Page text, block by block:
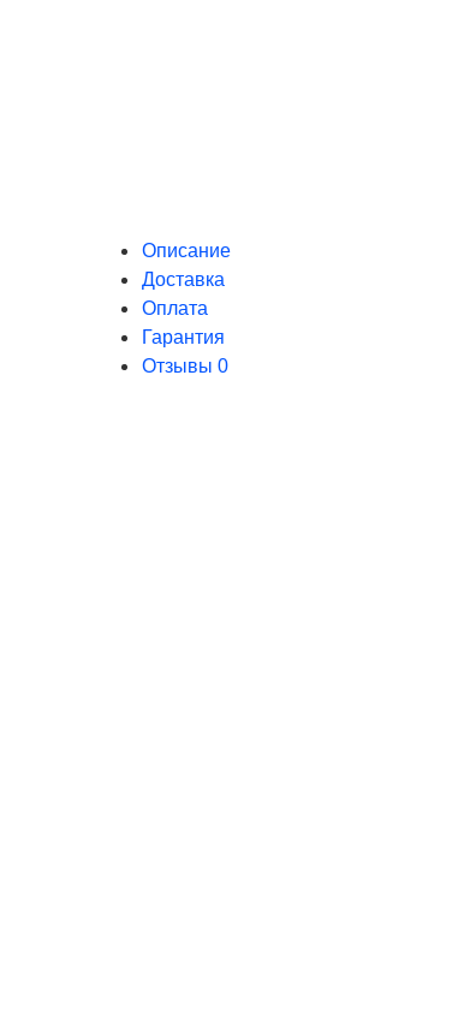
Описание
Доставка
Оплата
Гарантия
Отзывы 0